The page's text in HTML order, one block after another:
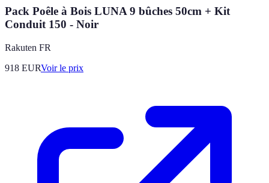
Pack Poêle à Bois LUNA 9 bûches 50cm + Kit
Conduit 150 - Noir
Rakuten FR
918 EURVoir le prix